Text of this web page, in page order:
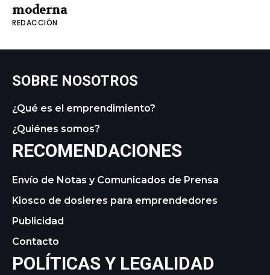
moderna
REDACCIÓN
SOBRE NOSOTROS
¿Qué es el emprendimiento?
¿Quiénes somos?
RECOMENDACIONES
Envío de Notas y Comunicados de Prensa
Kiosco de dosieres para emprendedores
Publicidad
Contacto
POLÍTICAS Y LEGALIDAD